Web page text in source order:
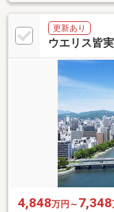
更新あり
ウエリス皆
4,848万円～ 7,348